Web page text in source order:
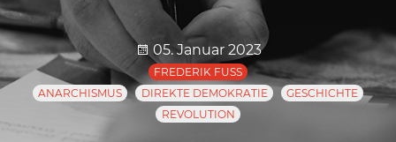
05. Januar 2023
FREDERIK FUSS
ANARCHISMUS
DIREKTE DEMOKRATIE
GESCHICHTE
REVOLUTION